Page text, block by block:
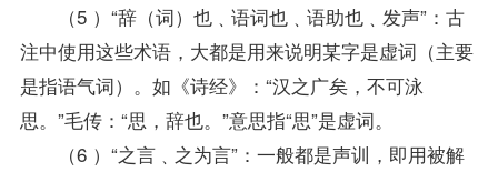
（5 ）“辞（词）也﹑语词也﹑语助也﹑发声”：古
注中使用这些术语，大都是用来说明某字是虚词（主要
是指语气词）。如《诗经》：“汉之广矣，不可泳
思。”毛传：“思，辞也。”意思指“思”是虚词。
（6 ）“之言﹑之为言”：一般都是声训，即用被解